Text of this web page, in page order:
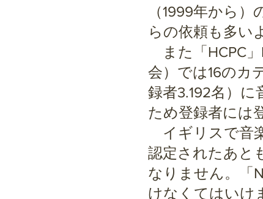
（1999年から
らの依頼も多い
また「HCPC」
会）では16のカ
録者3.192名）
ため登録者には
イギリスで音
認定されたあと
なりません。「
けなくてはいけ